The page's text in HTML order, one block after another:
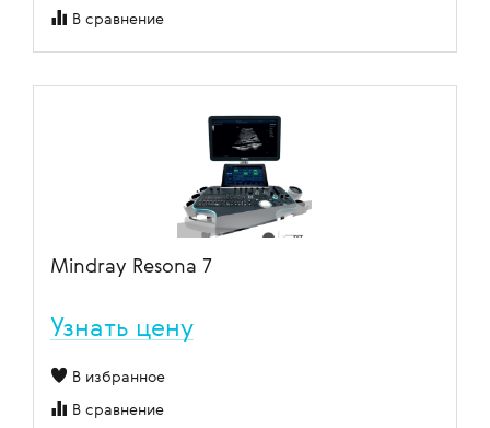
В сравнение
Mindray Resona 7
Узнать цену
В избранное
В сравнение